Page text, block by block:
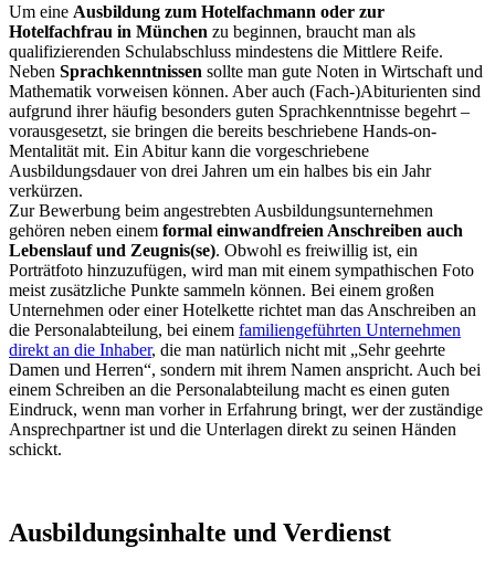
Um eine Ausbildung zum Hotelfachmann oder zur
Hotelfachfrau in München zu beginnen, braucht man als
qualifizierenden Schulabschluss mindestens die Mittlere Reife.
Neben Sprachkenntnissen sollte man gute Noten in Wirtschaft und
Mathematik vorweisen können. Aber auch (Fach-)Abiturienten sind
aufgrund ihrer häufig besonders guten Sprachkenntnisse begehrt –
vorausgesetzt, sie bringen die bereits beschriebene Hands-on-
Mentalität mit. Ein Abitur kann die vorgeschriebene
Ausbildungsdauer von drei Jahren um ein halbes bis ein Jahr
verkürzen.
Zur Bewerbung beim angestrebten Ausbildungsunternehmen
gehören neben einem formal einwandfreien Anschreiben auch
Lebenslauf und Zeugnis(se). Obwohl es freiwillig ist, ein
Porträtfoto hinzuzufügen, wird man mit einem sympathischen Foto
meist zusätzliche Punkte sammeln können. Bei einem großen
Unternehmen oder einer Hotelkette richtet man das Anschreiben an
die Personalabteilung, bei einem familiengeführten Unternehmen
direkt an die Inhaber, die man natürlich nicht mit „Sehr geehrte
Damen und Herren“, sondern mit ihrem Namen anspricht. Auch bei
einem Schreiben an die Personalabteilung macht es einen guten
Eindruck, wenn man vorher in Erfahrung bringt, wer der zuständige
Ansprechpartner ist und die Unterlagen direkt zu seinen Händen
schickt.
Ausbildungsinhalte und Verdienst